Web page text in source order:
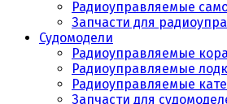
Радиоуправляемые
Запчасти для
Судомодели
Радиоуправляемые
Радиоуправляемые
Радиоуправляемые
Запчасти для